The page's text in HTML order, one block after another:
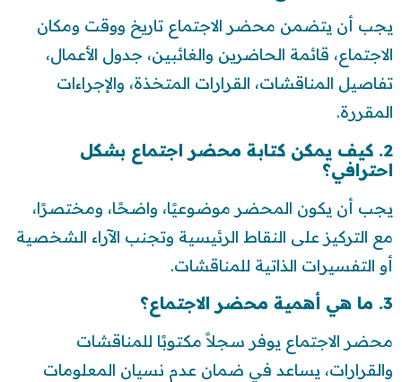
يجب أن يتضمن محضر الاجتماع تاريخ ووقت ومكان
الاجتماع، قائمة الحاضرين والغائبين، جدول الأعمال،
تفاصيل المناقشات، القرارات المتخذة، والإجراءات
المقررة.
2. كيف يمكن كتابة محضر اجتماع بشكل
احترافي؟
يجب أن يكون المحضر موضوعيًا، واضحًا، ومختصرًا،
مع التركيز على النقاط الرئيسية وتجنب الآراء الشخصية
أو التفسيرات الذاتية للمناقشات.
3. ما هي أهمية محضر الاجتماع؟
محضر الاجتماع يوفر سجلاً مكتوبًا للمناقشات
والقرارات، يساعد في ضمان عدم نسيان المعلومات